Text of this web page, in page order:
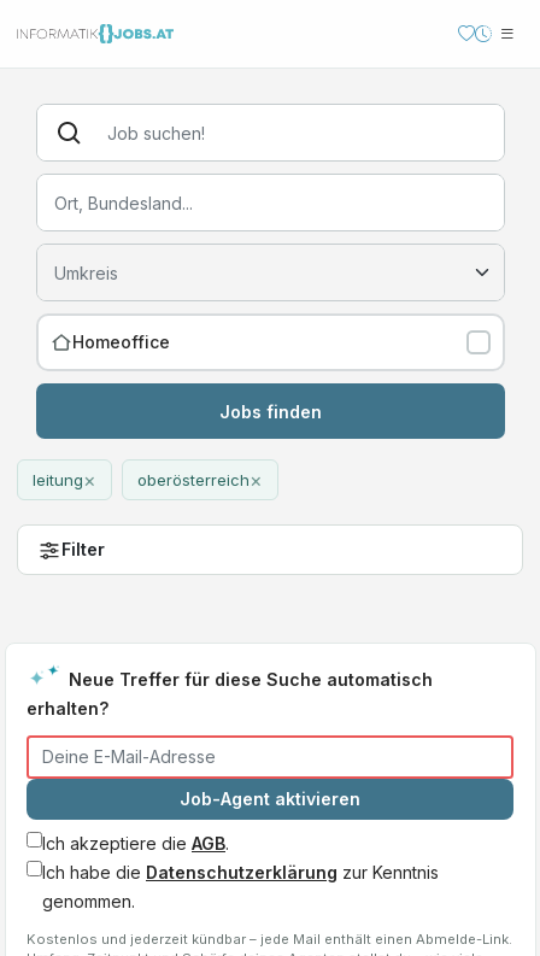
Homeoffice
Jobs finden
leitung× oberösterreich×
Filter
Neue Treffer für diese Suche automatisch
erhalten?
Job-Agent aktivieren
Ich akzeptiere die AGB.
Ich habe die Datenschutzerklärung zur Kenntnis
genommen.
Kostenlos und jederzeit kündbar – jede Mail enthält einen Abmelde-Link.